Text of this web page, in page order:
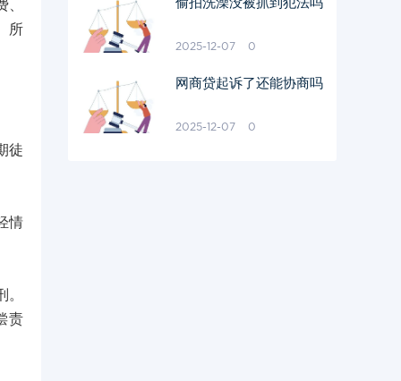
所
徒
情
责
偷拍洗澡没被抓到犯法吗
2025-12-07 0
网商贷起诉了还能协商吗
2025-12-07 0